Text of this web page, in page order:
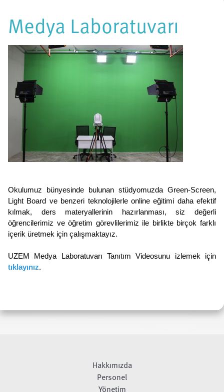
Medya Laboratuvarı
Okulumuz bünyesinde bulunan stüdyomuzda Green-Screen,
Light Board ve benzeri teknolojilerle online eğitimi daha efektif
kılmak, ders materyallerinin hazırlanması, siz değerli
öğrencilerimiz ve öğretim görevlilerimiz ile birlikte birçok farklı
içerik üretmek için çalışmaktayız.
tıklayınız.
Hakkımızda
Personel
Yönetim